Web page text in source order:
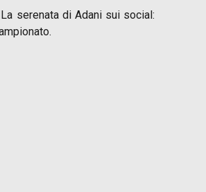
serenata di Adani sui social: